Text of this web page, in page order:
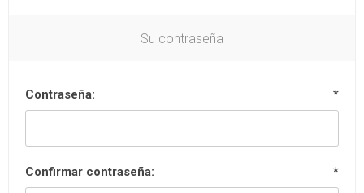
Su contraseña
Contraseña: *
Confirmar contraseña: *